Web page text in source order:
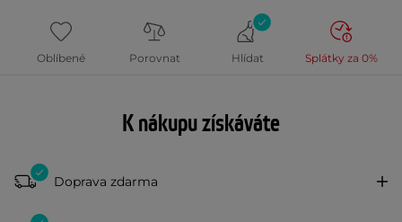
Oblíbené Porovnat Hlídat Splátky za 0%
K nákupu získáváte
Doprava zdarma